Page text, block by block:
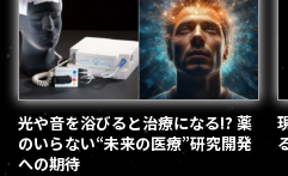
光や音を浴びると治療になる!? 薬
のいらない“未来の医療”研究開発
への期待